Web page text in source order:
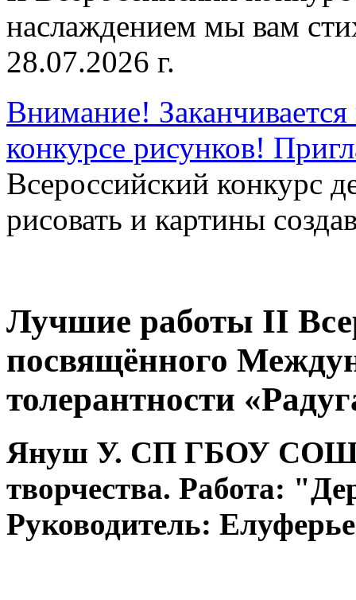
наслаждением мы вам
28.07.2026 г.
Внимание!
конкурсе рисунков!
Всероссийский конкурс
рисовать и картины
Лучшие работы II
посвящённого
толерантности
Януш У. СП ГБОУ СОШ
творчества. Работа:
Руководитель: